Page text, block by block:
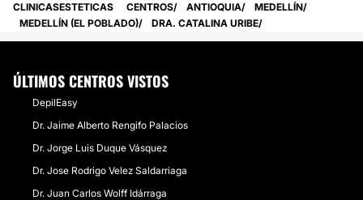
CLINICASESTETICAS CENTROS ANTIOQUIA
MEDELLÍN
MEDELLÍN (EL POBLADO)
DRA. CATALINA URIBE
ÚLTIMOS CENTROS VISTOS
DepilEasy
Dr. Jaime Alberto Rengifo Palacios
Dr. Jorge Luis Duque Vásquez
Dr. Jose Rodrigo Velez Saldarriaga
Dr. Juan Carlos Wolff Idárraga